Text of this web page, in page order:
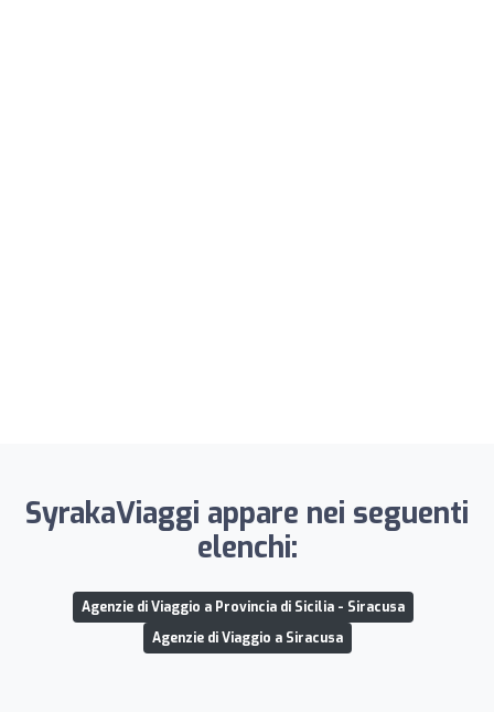
SyrakaViaggi appare nei seguenti
elenchi:
Agenzie di Viaggio a Provincia di Sicilia - Siracusa
Agenzie di Viaggio a Siracusa